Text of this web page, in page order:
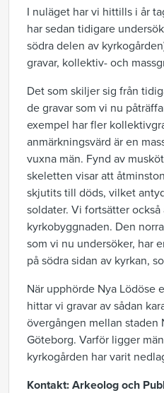
I nuläget har vi hittills i år
har sedan tidigare
södra delen av
gravar, kollektiv- och
Det som skiljer sig från
de gravar som vi nu
exempel har fler
anmärkningsvärd är en
vuxna män. Fynd av
skeletten visar att
skjutits till döds, vilket
soldater. Vi fortsätter
kyrkobyggnaden. Den
som vi nu undersöker, har
på södra sidan av kyrkan,
När upphörde Nya Lödöse
hittar vi gravar av sådan
övergången mellan staden
Göteborg. Varför ligger
kyrkogården har varit
Kontakt: Arkeolog och